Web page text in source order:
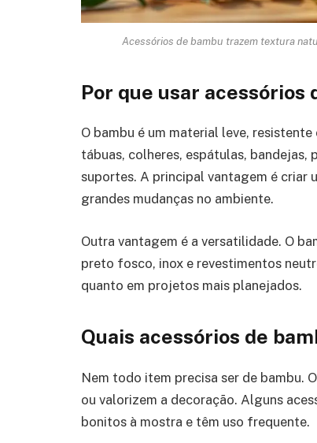
Acessórios de bambu trazem textura
Por que usar acessórios
O bambu é um material leve,
tábuas, colheres, espátulas,
suportes. A principal vantagem é criar
grandes mudanças no ambiente.
Outra vantagem é a versatilidade. O
preto fosco, inox e revestimentos
quanto em projetos mais planejados.
Quais acessórios de
Nem todo item precisa ser de bambu.
ou valorizem a decoração. Alguns
bonitos à mostra e têm uso frequente.